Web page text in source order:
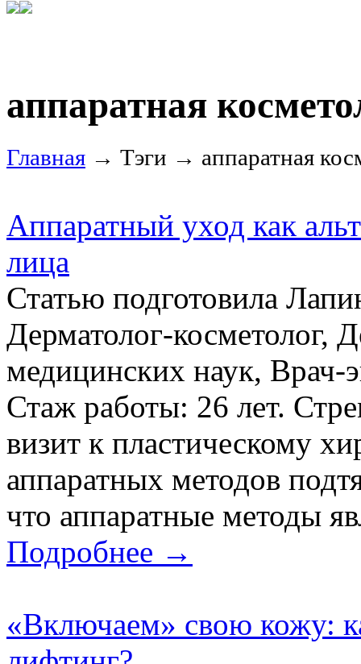
аппаратная
Главная → Тэги → аппаратная
Аппаратный уход как
лица
Статью подготовила
Дерматолог-косметолог,
медицинских наук, Врач-
Стаж работы: 26 лет.
визит к пластическому
аппаратных методов
что аппаратные методы
Подробнее →
«Включаем» свою кожу: